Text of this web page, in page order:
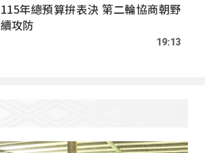
115年總預算拚表決 第二輪協商朝野
續攻防
19:13